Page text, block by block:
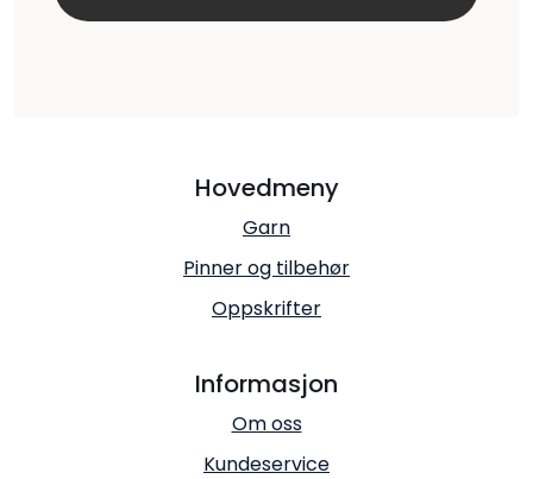
Hovedmeny
Garn
Pinner og tilbehør
Oppskrifter
Informasjon
Om oss
Kundeservice